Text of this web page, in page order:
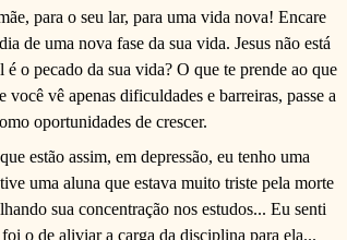
para o seu lar, para uma vida nova! Encare
de uma nova fase da sua vida. Jesus não está
o pecado da sua vida? O que te prende ao que
vê apenas dificuldades e barreiras, passe a
oportunidades de crescer.
estão assim, em depressão, eu tenho uma
uma aluna que estava muito triste pela morte
sua concentração nos estudos... Eu senti
o de aliviar a carga da disciplina para ela...